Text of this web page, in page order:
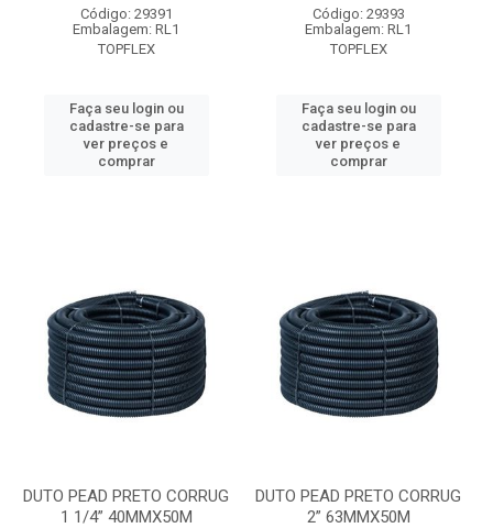
Código: 29391
Embalagem: RL1
TOPFLEX
Faça seu login ou
cadastre-se para
ver preços e
comprar
Código: 29393
Embalagem: RL1
TOPFLEX
Faça seu login ou
cadastre-se para
ver preços e
comprar
DUTO PEAD PRETO CORRUG
1 1/4” 40MMX50M
DUTO PEAD PRETO CORRUG
2” 63MMX50M